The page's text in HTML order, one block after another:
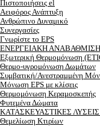
Πιστοποιήσεις el
Αειφόρος Ανάπτυξη
Ανθρώπινο Δυναμικό
Συνεργασίες
Γνωρίστε το EPS
ΕΝΕΡΓΕΙΑΚΗ ΑΝΑΒΑΘΜΙΣΗ
Εξωτερική Θερμομόνωση
Θερμο-υγρομόνωση Δωμάτων
Συμβατική/Ανεστραμμένη
Μόνωση EPS με κλίσεις
Θερμομόνωση Κεραμοσκεπής
Φυτεμένα Δώματα
ΚΑΤΑΣΚΕΥΑΣΤΙΚΕΣ
Θεμελίωση Κτιρίων